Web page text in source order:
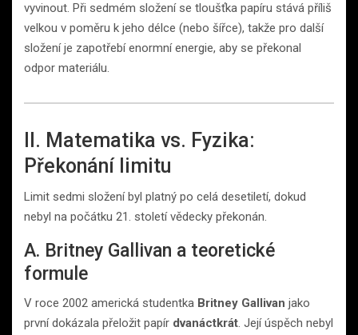
vyvinout. Při sedmém složení se tloušťka papíru stává příliš
velkou v poměru k jeho délce (nebo šířce), takže pro další
složení je zapotřebí enormní energie, aby se překonal
odpor materiálu.
II. Matematika vs. Fyzika:
Překonání limitu
Limit sedmi složení byl platný po celá desetiletí, dokud
nebyl na počátku 21. století vědecky překonán.
A. Britney Gallivan a teoretické
formule
V roce 2002 americká studentka Britney Gallivan jako
první dokázala přeložit papír dvanáctkrát. Její úspěch nebyl